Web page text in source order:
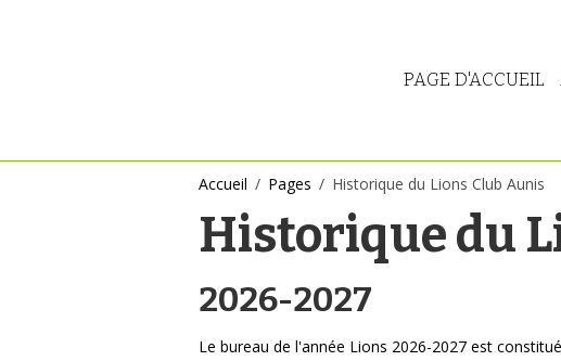
PAGE D'ACCUEIL
Accueil Pages Historique du Lions Club Aunis
Historique du
2026-2027
Le bureau de l'année Lions 2026-2027 est